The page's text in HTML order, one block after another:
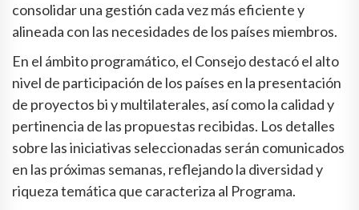
consolidar una gestión cada vez más eficiente y
alineada con las necesidades de los países miembros.
En el ámbito programático, el Consejo destacó el alto
nivel de participación de los países en la presentación
de proyectos bi y multilaterales, así como la calidad y
pertinencia de las propuestas recibidas. Los detalles
sobre las iniciativas seleccionadas serán comunicados
en las próximas semanas, reflejando la diversidad y
riqueza temática que caracteriza al Programa.